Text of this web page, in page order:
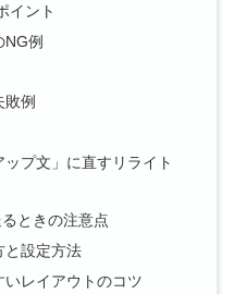
イント
NG例
例
プ文」に直すリライト
ときの注意点
と設定方法
レイアウトのコツ